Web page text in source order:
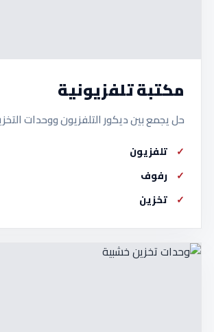
مكتبة تلفزيونية
حل يجمع بين ديكور التلفزيون ووحدات
تلفزيون
رفوف
تخزين